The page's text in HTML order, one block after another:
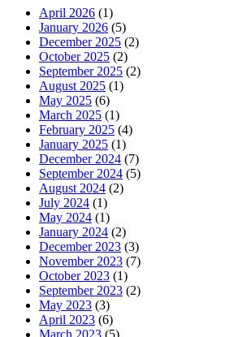
April 2026 (1)
January 2026 (5)
December 2025 (2)
October 2025 (2)
September 2025 (2)
August 2025 (1)
May 2025 (6)
March 2025 (1)
February 2025 (4)
January 2025 (1)
December 2024 (7)
September 2024 (5)
August 2024 (2)
July 2024 (1)
May 2024 (1)
January 2024 (2)
December 2023 (3)
November 2023 (7)
October 2023 (1)
September 2023 (2)
May 2023 (3)
April 2023 (6)
March 2023 (5)